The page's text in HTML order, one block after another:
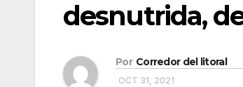
desnutrida,
Por Corredor del litoral
OCT 31, 2021